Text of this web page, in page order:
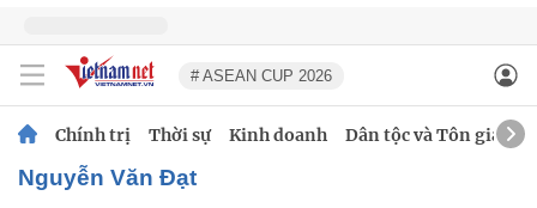
# ASEAN CUP 2026
Chính trị Thời sự Kinh doanh Dân tộc và Tôn giáo
Nguyễn Văn Đạt